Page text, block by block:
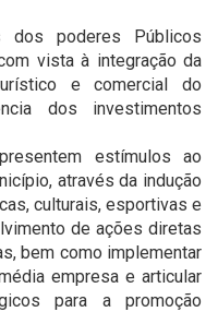
poderes Públicos
vista à integração da
e comercial do
dos investimentos
estímulos ao
através da indução
culturais, esportivas e
de ações diretas
bem como implementar
empresa e articular
para a promoção